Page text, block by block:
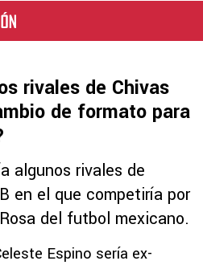
rivales de Chivas
de formato para
algunos rivales de
en el que competiría por
del futbol mexicano.
Espino sería ex-